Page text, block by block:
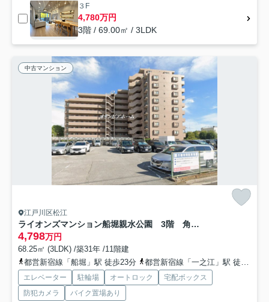
３F
4,780万円
3階 / 69.00㎡ / 3LDK
中古マンション
江戸川区松江
ライオンズマンション船堀親水公園 3階 角 部屋 リ ノベーション
4,798万円
68.25㎡ (3LDK) /築31年 /11階建
都営新宿線「船堀」駅 徒歩23分
都営新宿線「一之江」駅 徒歩25分
エレベーター 駐輪場 オートロック
宅配ボックス
防犯カメラ
バイク置場あり